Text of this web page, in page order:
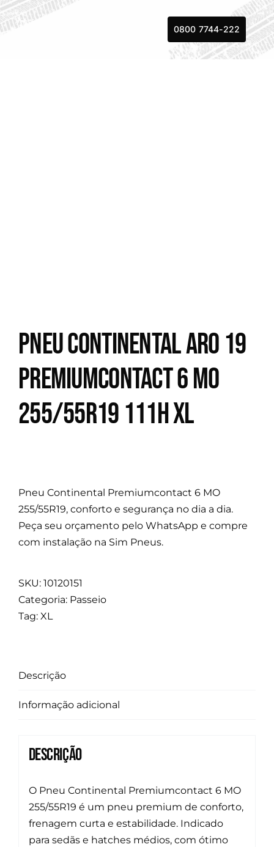
Skip
to
0800 7744-222
Pneu Continental Aro 19
Premiumcontact 6 MO
255/55R19 111H XL
Pneu Continental Premiumcontact 6 MO
255/55R19, conforto e segurança no dia a dia.
Peça seu orçamento pelo WhatsApp e compre
com instalação na Sim Pneus.
SKU: 10120151
Categoria: Passeio
Tag: XL
Descrição
Informação adicional
Descrição
O Pneu Continental Premiumcontact 6 MO
255/55R19 é um pneu premium de conforto,
frenagem curta e estabilidade. Indicado
para sedãs e hatches médios, com ótimo